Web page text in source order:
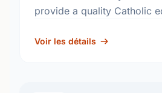
provide a quality Catholic
development of informed,
Voir les détails